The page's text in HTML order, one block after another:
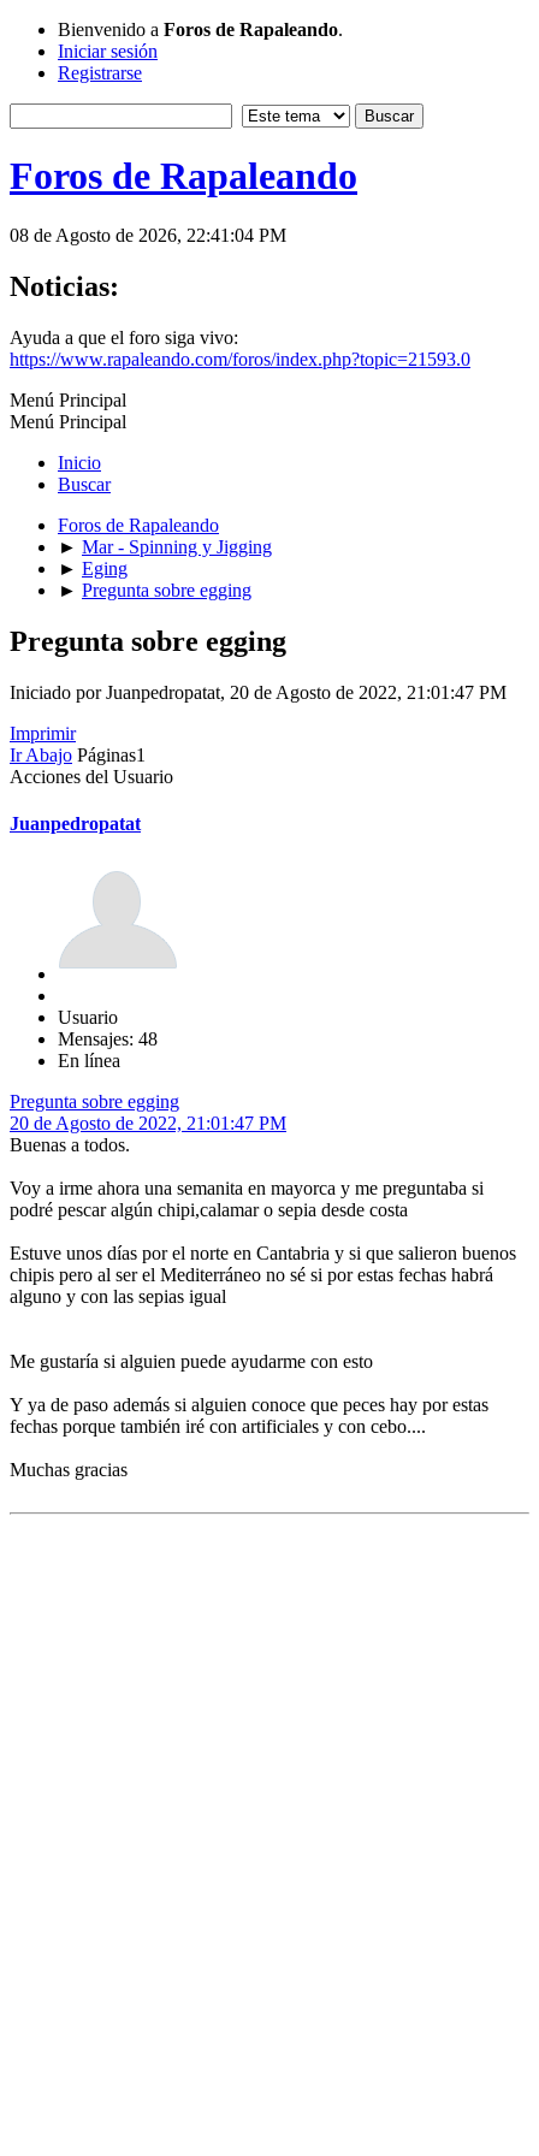
Bienvenido a Foros de Rapaleando.
Iniciar sesión
Registrarse
Foros de Rapaleando
08 de Agosto de 2026, 22:41:04 PM
Noticias:
Ayuda a que el foro siga vivo:
https://www.rapaleando.com/foros/index.php?topic=21593.0
Menú Principal
Menú Principal
Inicio
Buscar
Foros de Rapaleando
► Mar - Spinning y Jigging
► Eging
► Pregunta sobre egging
Pregunta sobre egging
Iniciado por Juanpedropatat, 20 de Agosto de 2022, 21:01:47 PM
Imprimir
Ir Abajo Páginas1
Acciones del Usuario
Juanpedropatat
Usuario
Mensajes: 48
En línea
Pregunta sobre egging
20 de Agosto de 2022, 21:01:47 PM
Buenas a todos.
Voy a irme ahora una semanita en mayorca y me preguntaba si
podré pescar algún chipi,calamar o sepia desde costa
Estuve unos días por el norte en Cantabria y si que salieron buenos
chipis pero al ser el Mediterráneo no sé si por estas fechas habrá
alguno y con las sepias igual
Me gustaría si alguien puede ayudarme con esto
Y ya de paso además si alguien conoce que peces hay por estas
fechas porque también iré con artificiales y con cebo....
Muchas gracias